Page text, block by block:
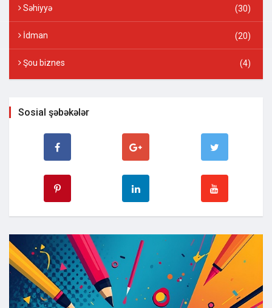
Səhiyyə (30)
İdman (20)
Şou biznes (4)
Sosial şəbəkələr